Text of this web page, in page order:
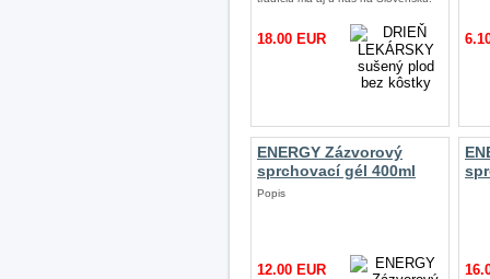
18.00 EUR
ENERGY Zázvorový
sprchovací gél 400ml
Popis
12.00 EUR